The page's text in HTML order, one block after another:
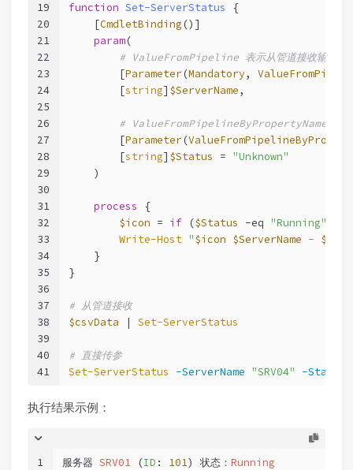
19
20
21
22
23
24
25
26
27
28
29
30
31
32
33
34
35
36
37
38
39
40
41
function Set-ServerStatus {
[CmdletBinding ()]
param(
# ValueFromPipeline 表示从管道接收输入
        [
Parameter (Mandatory,
        [
string] $ServerName,
# ValueFromPipelineByPropertyName 表示
        [
Parameter (
        [
string] $Status = "Unknown"
    )
process {
$icon = if ($Status -eq "Running"
Write-Host "$icon $ServerName -
    }
}
# 从管道接收
$csvData | Set-ServerStatus
# 直接传参
Set-ServerStatus
-ServerName "SRV04" -Status
执行结果示例：
1
服务器 SRV01 (ID : 101) 状态： Running